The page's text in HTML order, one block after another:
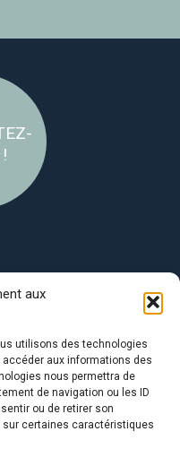
aux
utilisons des technologies
aux informations des
nous permettra de
de navigation ou les ID
ou de retirer son
certaines caractéristiques